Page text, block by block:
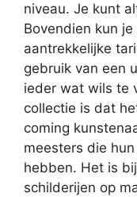
niveau. Je kunt
Bovendien kun
aantrekkelijke
gebruik van een
ieder wat wils te
collectie is dat
coming
meesters die
hebben. Het is
schilderijen op